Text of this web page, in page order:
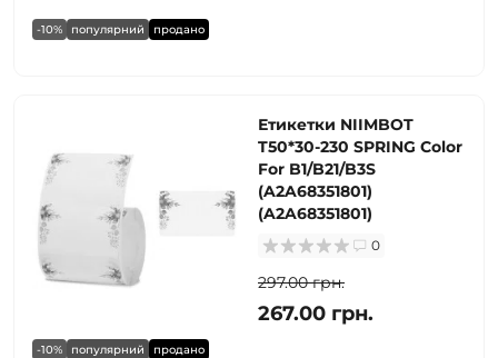
-10% популярний продано
-10% популярний продано
Етикетки NIIMBOT
T50*30-230 SPRING Color
For B1/B21/B3S
(A2A68351801)
(A2A68351801)
0
297.00 грн.
267.00 грн.